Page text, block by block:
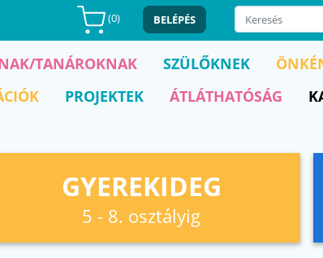
(0) BELÉPÉS
TANÁROKNAK SZÜLŐKNEK
PROJEKTEK ÁTLÁTHATÓSÁG
GYEREKIDEG
5 - 8. osztályig